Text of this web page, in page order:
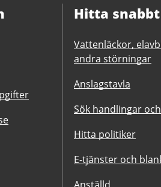
Hitta snabbt
Vattenläckor,
andra störningar
Anslagstavla
Sök handlingar
Hitta politiker
E-tjänster och